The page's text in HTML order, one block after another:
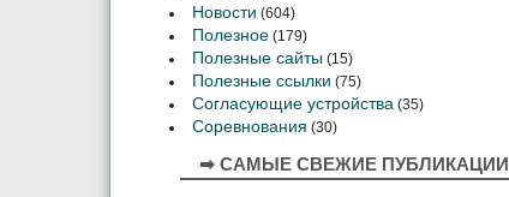
Новости (604)
Полезное (179)
Полезные сайты (15)
Полезные ссылки (75)
Согласующие устройства (35)
Соревнования (30)
➡ САМЫЕ СВЕЖИЕ ПУБЛИКАЦИИ